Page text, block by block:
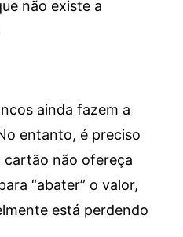
não existe a
ainda fazem a
entanto, é preciso
cartão não ofereça
“abater” o valor,
está perdendo